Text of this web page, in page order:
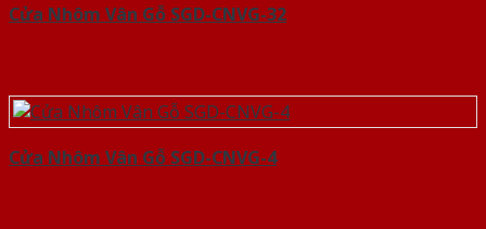
Cửa Nhôm Vân Gỗ SGD-CNVG-32
Cửa Nhôm Vân Gỗ SGD-CNVG-4